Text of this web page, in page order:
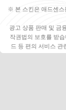
※ 본 스킨은 애드센스
광고 상품 판매 및 금
작권법의 보호를 받
드 등 편의 서비스 관